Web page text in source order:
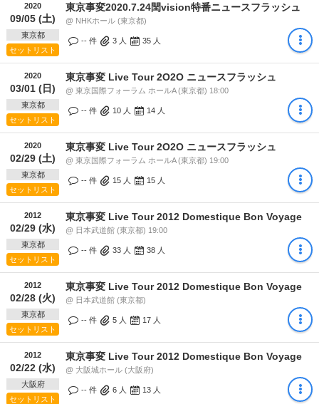
2020
09/05 (土)
東京都
セットリスト
東京事変2020.7.24閏vision特番ニュースフラッシュ
@ NHKホール (東京都)
-- 件 3 人 35 人
2020
03/01 (日)
東京都
セットリスト
東京事変 Live Tour 2O2O ニュースフラッシュ
@ 東京国際フォーラム ホールA (東京都) 18:00
-- 件 10 人 14 人
2020
02/29 (土)
東京都
セットリスト
東京事変 Live Tour 2O2O ニュースフラッシュ
@ 東京国際フォーラム ホールA (東京都) 19:00
-- 件 15 人 15 人
2012
02/29 (水)
東京都
セットリスト
東京事変 Live Tour 2012 Domestique Bon Voyage
@ 日本武道館 (東京都) 19:00
-- 件 33 人 38 人
2012
02/28 (火)
東京都
セットリスト
東京事変 Live Tour 2012 Domestique Bon Voyage
@ 日本武道館 (東京都)
-- 件 5 人 17 人
2012
02/22 (水)
大阪府
セットリスト
東京事変 Live Tour 2012 Domestique Bon Voyage
@ 大阪城ホール (大阪府)
-- 件 6 人 13 人